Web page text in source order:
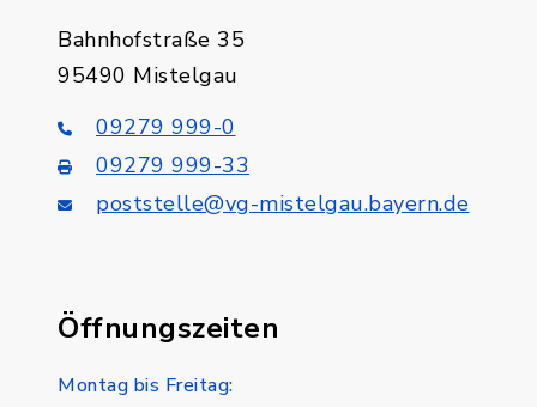
Bahnhofstraße 35
95490 Mistelgau
09279 999-0
09279 999-33
poststelle@vg-mistelgau.bayern.de
Öffnungszeiten
Montag bis Freitag: